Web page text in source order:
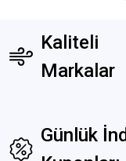
Kaliteli
Markalar
Günlük